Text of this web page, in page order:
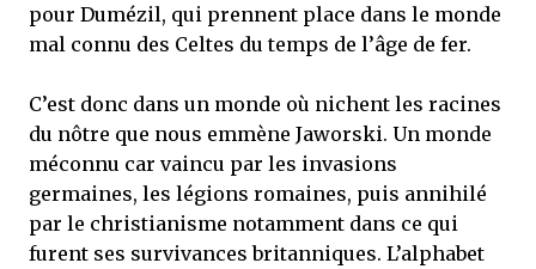
pour Dumézil, qui prennent place dans le monde
mal connu des Celtes du temps de l’âge de fer.
C’est donc dans un monde où nichent les racines
du nôtre que nous emmène Jaworski. Un monde
méconnu car vaincu par les invasions
germaines, les légions romaines, puis annihilé
par le christianisme notamment dans ce qui
furent ses survivances britanniques. L’alphabet